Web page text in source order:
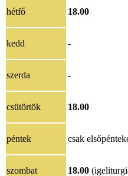
hétfő 18.00
kedd -
szerda -
csütörtök 18.00
péntek csak
szombat 18.00